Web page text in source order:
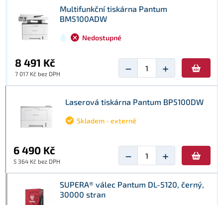
Multifunkční tiskárna Pantum
BM5100ADW
Nedostupné
8 491 Kč
7 017 Kč bez DPH − +
Laserová tiskárna Pantum BP5100DW
Skladem - externě
6 490 Kč
5 364 Kč bez DPH − +
SUPERA® válec Pantum DL-5120, černý,
30000 stran